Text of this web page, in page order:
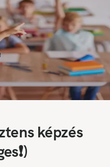
képzés